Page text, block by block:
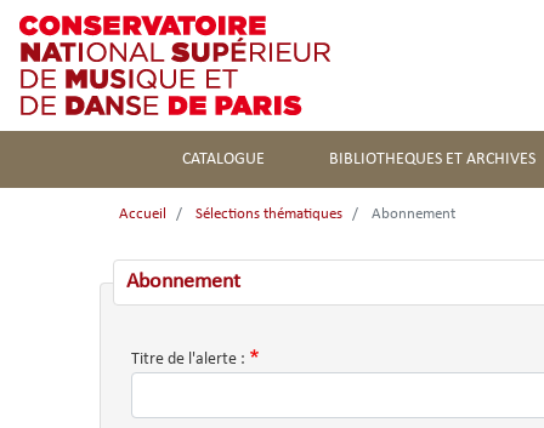
CATALOGUE BIBLIOTHEQUES ET ARCHIVES
Accueil Sélections thématiques Abonnement
Abonnement
Titre de l'alerte :